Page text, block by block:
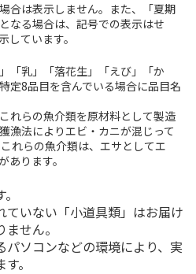
合は表示しません。また、「夏期
なる場合は、記号での表示はせ
しています。
「乳」「落花生」「えび」「か
定8品目を含んでいる場合に品目名
れらの魚介類を原材料として製造
漁法によりエビ・カニが混じって
れらの魚介類は、エサとしてエ
あります。
ていない「小道具類」はお届け
せん。
パソコンなどの環境により、実
。